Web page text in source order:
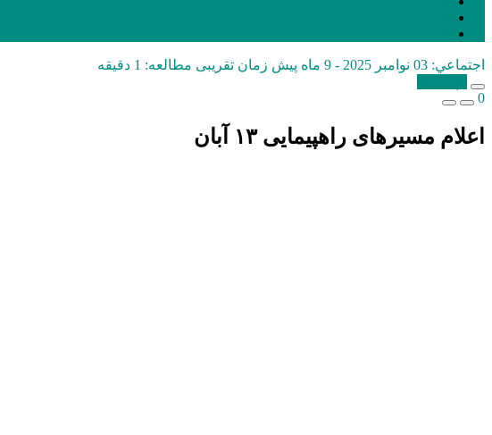
اجتماعي: 03 نوامبر 2025 - 9 ماه پیش
زمان تقریبی مطالعه: 1 دقیقه
0
اعلام مسیرهای راهپیمایی ۱۳ آبان